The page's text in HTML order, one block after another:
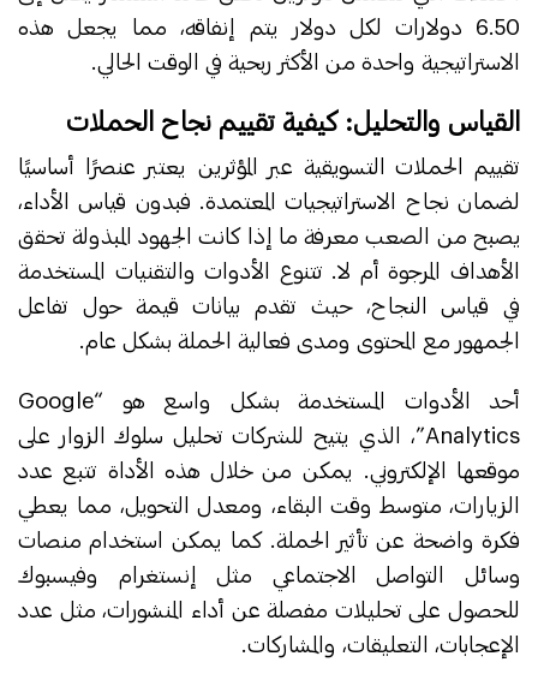
6.50 دولارات لكل دولار يتم إنفاقه، مما يجعل هذه
الاستراتيجية واحدة من الأكثر ربحية في الوقت الحالي.
القياس والتحليل: كيفية تقييم نجاح الحملات
تقييم الحملات التسويقية عبر المؤثرين يعتبر عنصرًا أساسيًا
لضمان نجاح الاستراتيجيات المعتمدة. فبدون قياس الأداء،
يصبح من الصعب معرفة ما إذا كانت الجهود المبذولة تحقق
الأهداف المرجوة أم لا. تتنوع الأدوات والتقنيات المستخدمة
في قياس النجاح، حيث تقدم بيانات قيمة حول تفاعل
الجمهور مع المحتوى ومدى فعالية الحملة بشكل عام.
أحد الأدوات المستخدمة بشكل واسع هو “Google
Analytics”، الذي يتيح للشركات تحليل سلوك الزوار على
موقعها الإلكتروني. يمكن من خلال هذه الأداة تتبع عدد
الزيارات، متوسط وقت البقاء، ومعدل التحويل، مما يعطي
فكرة واضحة عن تأثير الحملة. كما يمكن استخدام منصات
وسائل التواصل الاجتماعي مثل إنستغرام وفيسبوك
للحصول على تحليلات مفصلة عن أداء المنشورات، مثل عدد
الإعجابات، التعليقات، والمشاركات.